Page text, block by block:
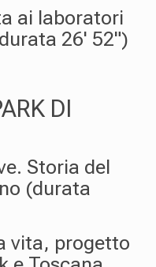
ai laboratori
26' 52")
DI
Storia del
(durata
vita, progetto